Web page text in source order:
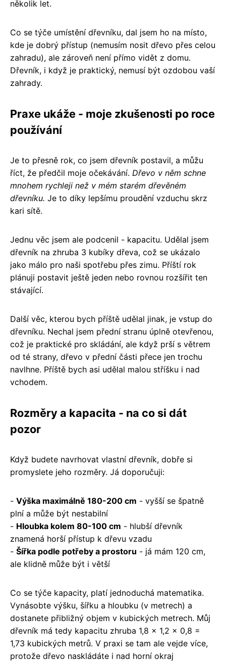
několik let.
Co se týče umístění dřevníku, dal jsem ho na místo,
kde je dobrý přístup (nemusím nosit dřevo přes celou
zahradu), ale zároveň není přímo vidět z domu.
Dřevník, i když je praktický, nemusí být ozdobou vaší
zahrady.
Praxe ukáže - moje zkušenosti po roce
používání
Je to přesně rok, co jsem dřevník postavil, a můžu
říct, že předčil moje očekávání. Dřevo v něm schne
mnohem rychleji než v mém starém dřevěném
dřevníku. Je to díky lepšímu proudění vzduchu skrz
kari sítě.
Jednu věc jsem ale podcenil - kapacitu. Udělal jsem
dřevník na zhruba 3 kubíky dřeva, což se ukázalo
jako málo pro naši spotřebu přes zimu. Příští rok
plánuji postavit ještě jeden nebo rovnou rozšířit ten
stávající.
Další věc, kterou bych příště udělal jinak, je vstup do
dřevníku. Nechal jsem přední stranu úplně otevřenou,
což je praktické pro skládání, ale když prší s větrem
od té strany, dřevo v přední části přece jen trochu
navlhne. Příště bych asi udělal malou stříšku i nad
vchodem.
Rozměry a kapacita - na co si dát
pozor
Když budete navrhovat vlastní dřevník, dobře si
promyslete jeho rozměry. Já doporučuji:
- Výška maximálně 180-200 cm - vyšší se špatně
plní a může být nestabilní
- Hloubka kolem 80-100 cm - hlubší dřevník
znamená horší přístup k dřevu vzadu
- Šířka podle potřeby a prostoru - já mám 120 cm,
ale klidně může být i větší
Co se týče kapacity, platí jednoduchá matematika.
Vynásobte výšku, šířku a hloubku (v metrech) a
dostanete přibližný objem v kubických metrech. Můj
dřevník má tedy kapacitu zhruba 1,8 x 1,2 x 0,8 =
1,73 kubických metrů. V praxi se tam ale vejde více,
protože dřevo naskládáte i nad horní okraj